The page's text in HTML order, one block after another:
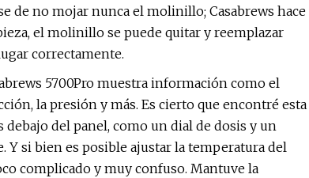
de no mojar nunca el molinillo; Casabrews hace
el molinillo se puede quitar y reemplazar
correctamente.
5700Pro muestra información como el
la presión y más. Es cierto que encontré esta
del panel, como un dial de dosis y un
Y si bien es posible ajustar la temperatura del
complicado y muy confuso. Mantuve la